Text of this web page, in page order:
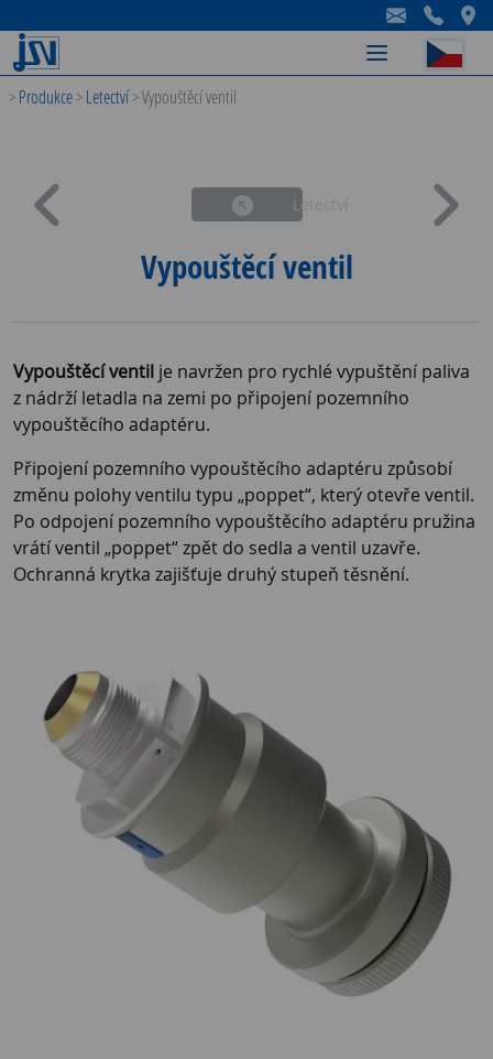
-
-
-
>Produkce>Letectví>Vypouštěcí ventil
Letectví
Vypouštěcí ventil
Vypouštěcí ventil je navržen pro rychlé vypuštění paliva
z nádrží letadla na zemi po připojení pozemního
vypouštěcího adaptéru.
Připojení pozemního vypouštěcího adaptéru způsobí
změnu polohy ventilu typu „poppet“, který otevře ventil.
Po odpojení pozemního vypouštěcího adaptéru pružina
vrátí ventil „poppet“ zpět do sedla a ventil uzavře.
Ochranná krytka zajišťuje druhý stupeň těsnění.